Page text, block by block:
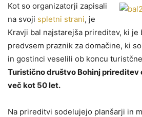
Kot so organizatorji zapisali
na svoji spletni strani, je
Kravji bal najstarejša prireditev, ki
predvsem praznik za domačine, ki
in gostinci veselili ob koncu
Turistično društvo Bohinj prireditev
več kot 50 let.
Na prireditvi sodelujejo planšarji in